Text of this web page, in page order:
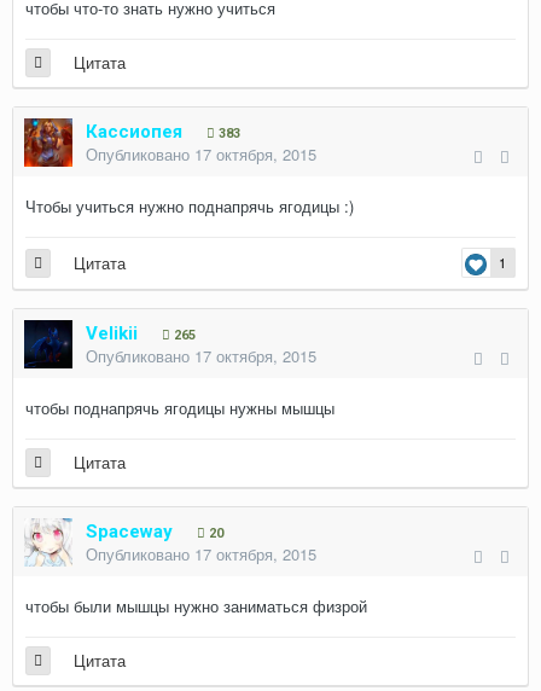
чтобы что-то знать нужно учиться
Цитата
Кассиопея 383
Опубликовано 17 октября, 2015
Чтобы учиться нужно поднапрячь ягодицы :)
1
Цитата
Velikii 265
Опубликовано 17 октября, 2015
чтобы поднапрячь ягодицы нужны мышцы
Цитата
Spaceway 20
Опубликовано 17 октября, 2015
чтобы были мышцы нужно заниматься физрой
Цитата